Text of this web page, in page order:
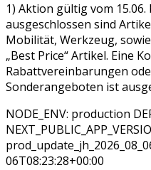
1) Aktion gültig vom 15.06.
ausgeschlossen sind
Mobilität, Werkzeug,
„Best Price“ Artikel. Eine
Rabattvereinbarungen
Sonderangeboten ist
NODE_ENV: production
06T08:23:28+00:00